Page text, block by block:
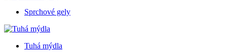
Sprchové gely
Tuhá mýdla